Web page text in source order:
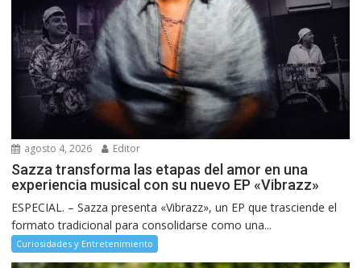
agosto 4, 2026 Editor
Sazza transforma las etapas del amor en una
experiencia musical con su nuevo EP «Vibrazz»
ESPECIAL. – Sazza presenta «Vibrazz», un EP que trasciende el
formato tradicional para consolidarse como una...
Curiosidades y Entretenimiento